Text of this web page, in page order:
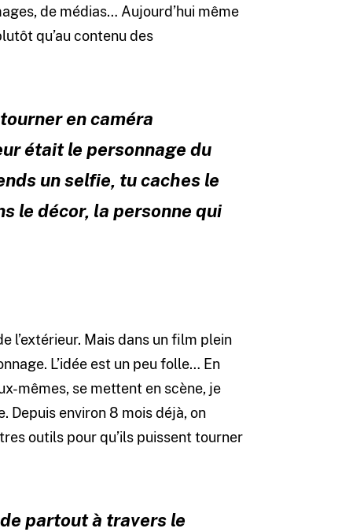
de médias… Aujourd’hui même
qu’au contenu des
en caméra
était le personnage du
unselfie, tu caches le
le décor, la personne qui
l’extérieur. Mais dans un film plein
L’idée est un peu folle… En
mêmes, se mettent en scène, je
Depuis environ 8 mois déjà, on
outils pour qu’ils puissent tourner
partout à travers le